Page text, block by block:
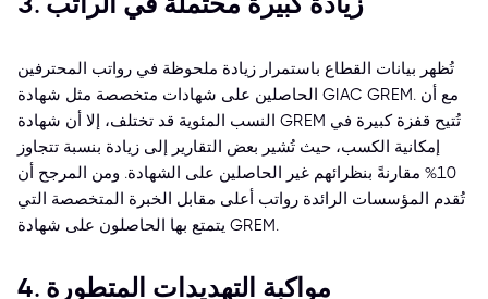
تُظهر بيانات القطاع باستمرار زيادة ملحوظة في رواتب المحترفين
الحاصلين على شهادات متخصصة مثل شهادة GIAC GREM. مع أن
النسب المئوية قد تختلف، إلا أن شهادة GREM تُتيح قفزة كبيرة في
إمكانية الكسب، حيث تُشير بعض التقارير إلى زيادة بنسبة تتجاوز
10% مقارنةً بنظرائهم غير الحاصلين على الشهادة. ومن المرجح أن
تُقدم المؤسسات الرائدة رواتب أعلى مقابل الخبرة المتخصصة التي
يتمتع بها الحاصلون على شهادة GREM.
4. مواكبة التهديدات المتطورة